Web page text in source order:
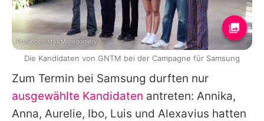
Zum Termin bei Samsung durften nur
ausgewählte Kandidaten antreten: Annika,
Anna, Aurelie, Ibo, Luis und Alexavius hatten
ProSieben/Max Montgomery
Die Kandidaten von GNTM bei der Campagne für Samsung